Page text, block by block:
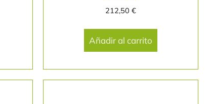
212,50 €
Añadir al carrito